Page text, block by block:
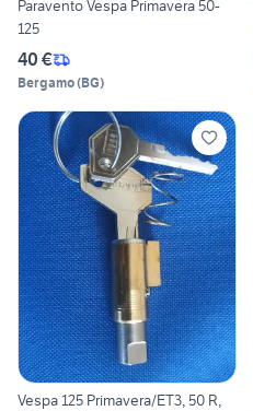
Paravento Vespa Primavera 50-
125
40 €
Bergamo(BG)
Vespa 125 Primavera/ET3, 50 R,